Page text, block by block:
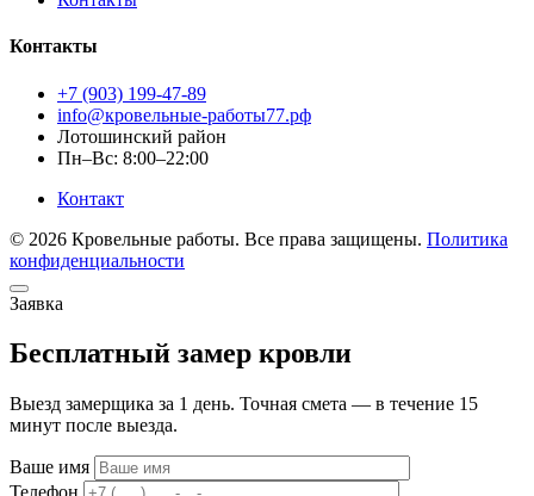
Контакты
+7 (903) 199-47-89
info@кровельные-работы77.рф
Лотошинский район
Пн–Вс: 8:00–22:00
Контакт
© 2026 Кровельные работы. Все права защищены. Политика
конфиденциальности
Заявка
Бесплатный замер кровли
Выезд замерщика за 1 день. Точная смета — в течение 15
минут после выезда.
Ваше имя